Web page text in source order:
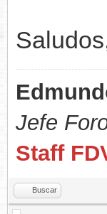
Jefe
Staff
Buscar